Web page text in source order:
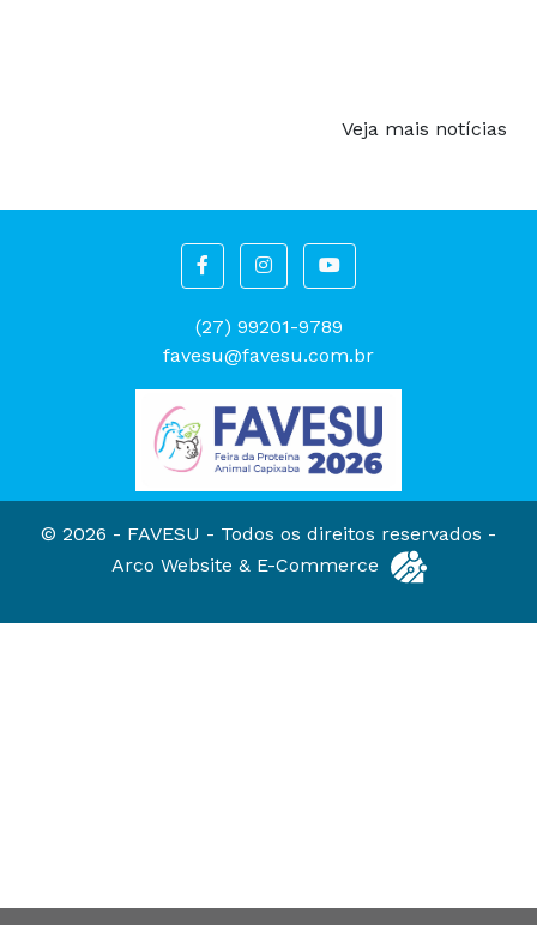
Veja mais notícias
(27) 99201-9789
favesu@favesu.com.br
© 2026 - FAVESU - Todos os direitos reservados -
Arco Website & E-Commerce